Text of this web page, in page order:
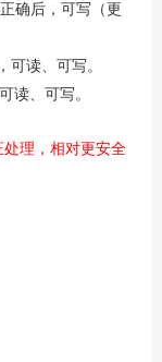
正确后，可写（更
可读、可写。
读、可写。
理，相对更安全